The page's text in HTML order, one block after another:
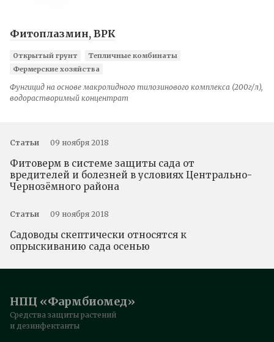
Фитоплазмин, ВРК
Открытый грунт
Тепличные комбинаты
Фермерские хозяйства
Фунгицид на основе макролидного тилозинового комплекса (200г/л),
водорастворимый концентрат
Статьи 09 ноября 2018
Фитоверм в системе защиты сада от
вредителей и болезней в условиях Центрально-
Чернозёмного района
Статьи 09 ноября 2018
Садоводы скептически относятся к
опрыскиванию сада осенью
НПЦ «Фармбиомед»
Средства защиты растений
и дезинфектанты